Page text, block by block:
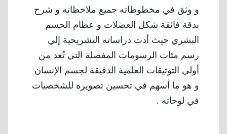
و وثق في مخطوطاته جميع ملاحظاته و شرح
بدقة فائقة شكل العضلات و عظام الجسم
البشري حيث أدت دراساته التشريحية إلي
رسم مئات الرسومات المفصلة التي تُعد من
أولي التوثيقات العلمية الدقيقة لجسم الإنسان
و هو ما أسهم في تحسين تصويره للشخصيات
في لوحاته .